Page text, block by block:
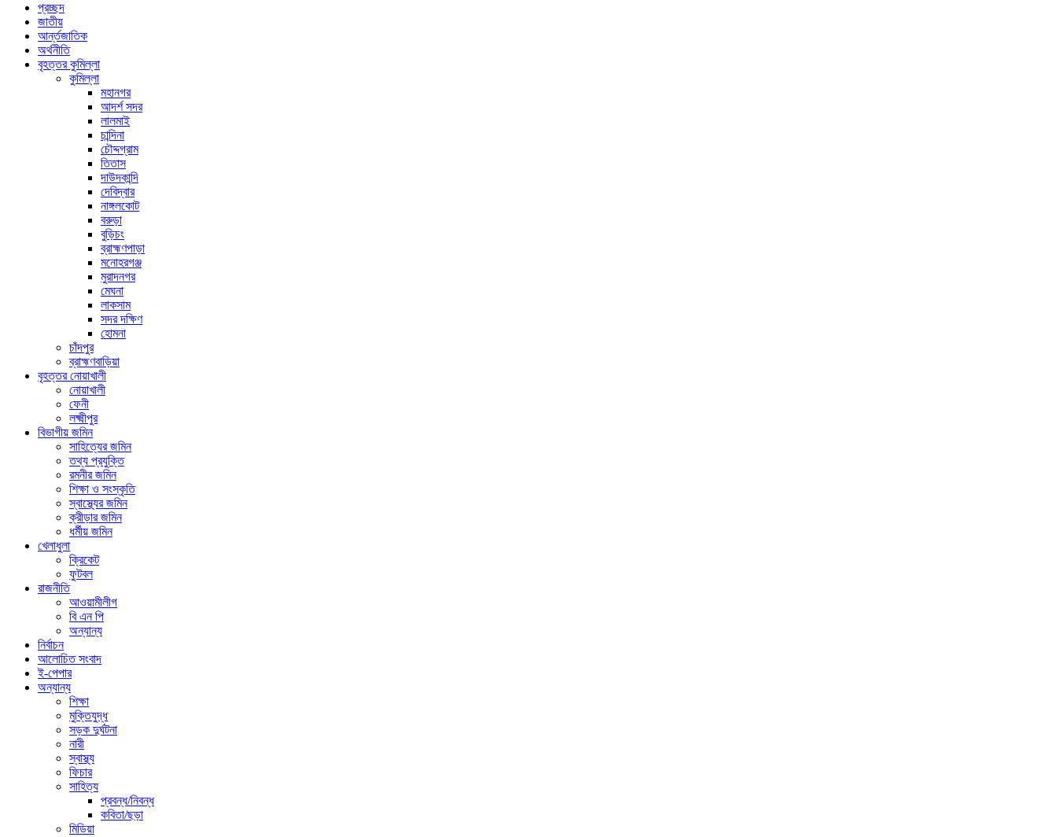
প্রচ্ছদ
জাতীয়
আর্ন্তজাতিক
অর্থনীতি
বৃহত্তর কুমিল্লা
কুমিল্লা
মহানগর
আদর্শ সদর
লালমাই
চান্দিনা
চৌদ্দগ্রাম
তিতাস
দাউদকান্দি
দেবিদ্বার
নাঙ্গলকোট
বরুড়া
বুড়িচং
ব্রাহ্মণপাড়া
মনোহরগঞ্জ
মুরাদনগর
মেঘনা
লাকসাম
সদর দক্ষিণ
হোমনা
চাঁদপুর
ব্রাহ্মণবাড়িয়া
বৃহত্তর নোয়াখালী
নোয়াখালী
ফেনী
লক্ষ্মীপুর
বিভাগীয় জমিন
সাহিত্যের জমিন
তথ্য প্রযুক্তি
রমনীর জমিন
শিক্ষা ও সংস্কৃতি
স্বাস্থ্যের জমিন
ক্রীড়ার জমিন
ধর্মীয় জমিন
খেলাধুলা
ক্রিকেট
ফুটবল
রাজনীতি
আওয়ামীলীগ
বি এন পি
অন্যান্য
নির্বাচন
আলোচিত সংবাদ
ই-পেপার
অন্যান্য
শিক্ষা
মুক্তিযুদ্ধ
সড়ক দুর্ঘটনা
নারী
স্বাস্থ্য
ফিচার
সাহিত্য
প্রবন্ধ/নিবন্ধ
কবিতা/ছড়া
মিডিয়া